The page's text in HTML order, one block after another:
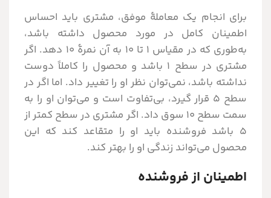
برای انجام یک معاملۀ موفق، مشتری باید احساس
اطمینان کامل در مورد محصول داشته باشد،
به‌طوری که در مقیاس 1 تا 10 به آن نمرۀ 10 دهد. اگر
مشتری در سطح 1 باشد و محصول را کاملاً دوست
نداشته باشد، نمی‌توان نظر او را تغییر داد. اما اگر در
سطح 5 قرار گیرد، بی‌تفاوت است و می‌توان او را به
سمت سطح 10 سوق داد. اگر مشتری در سطح کمتر از
5 باشد فروشنده باید او را متقاعد کند که این
محصول می‌تواند زندگی او را بهتر کند.
اطمینان از فروشنده